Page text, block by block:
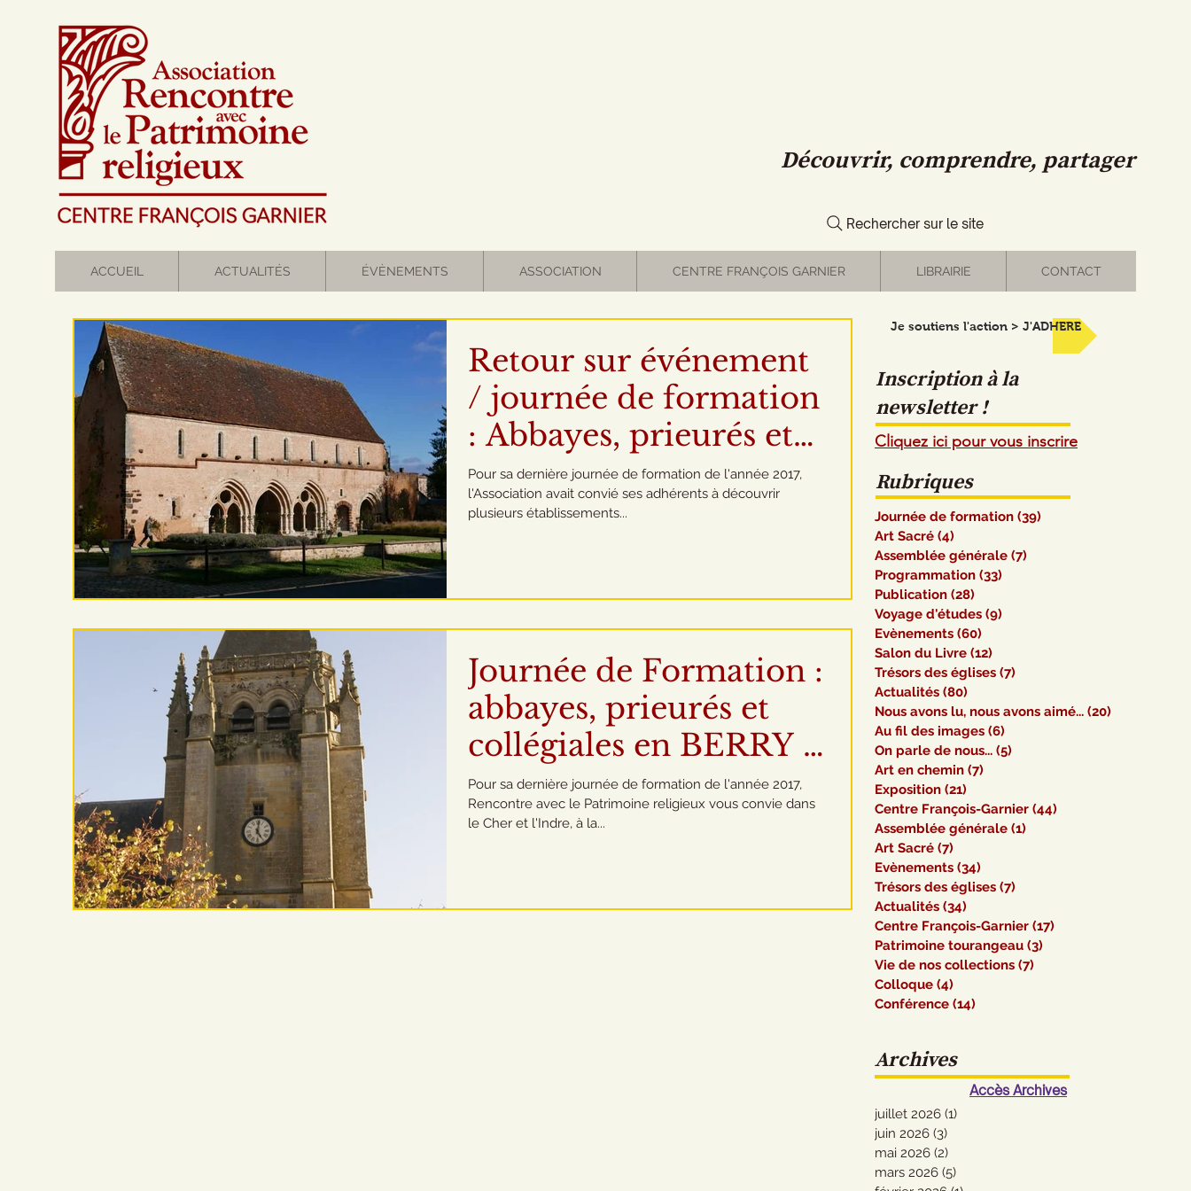
Découvrir, comprendre, partager
Rechercher sur le site
ACCUEIL ACTUALITÉS ÉVÈNEMENTS ASSOCIATION CENTRE FRANÇOIS GARNIER LIBRAIRIE CONTACT
Retour sur événement
/ journée de formation
: Abbayes, prieurés et
collégiales en BERRY
(12 oct. 201
Pour sa dernière journée de formation de l'année 2017,
l'Association avait convié ses adhérents à découvrir
plusieurs établissements...
Journée de Formation :
abbayes, prieurés et
collégiales en BERRY -
12 octobre 2017
Pour sa dernière journée de formation de l'année 2017,
Rencontre avec le Patrimoine religieux vous convie dans
le Cher et l'Indre, à la...
Je soutiens l'action > J'ADHERE
Inscription à la
newsletter !
Cliquez ici pour vous inscrire
Rubriques
Journée de formation (39)
Art Sacré (4)
Assemblée générale (7)
Programmation (33)
Publication (28)
Voyage d'études (9)
Evènements (60)
Salon du Livre (12)
Trésors des églises (7)
Actualités (80)
Nous avons lu, nous avons aimé... (20)
Au fil des images (6)
On parle de nous... (5)
Art en chemin (7)
Exposition (21)
Centre François-Garnier (44)
Assemblée générale (1)
Art Sacré (7)
Evènements (34)
Trésors des églises (7)
Actualités (34)
Centre François-Garnier (17)
Patrimoine tourangeau (3)
Vie de nos collections (7)
Colloque (4)
Conférence (14)
Archives
Accès Archives
juillet 2026 (1)
juin 2026 (3)
mai 2026 (2)
mars 2026 (5)